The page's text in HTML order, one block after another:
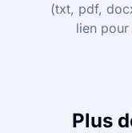
(txt, pdf,
lien
Plus